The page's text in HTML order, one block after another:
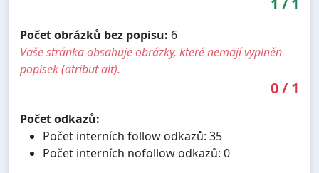
1 / 1
Počet obrázků bez popisu: 6
Vaše stránka obsahuje obrázky, které nemají vyplněn
popisek (atribut alt).
0/ 1
Počet odkazů:
Počet interních follow odkazů: 35
Počet interních nofollow odkazů: 0